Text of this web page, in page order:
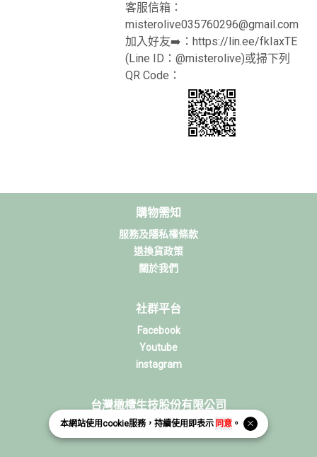
本網站使用cookie服務，持續使用即表示 同意。
客服信箱：
misterolive035760296@gmail.com
加入好友➡️：https://lin.ee/fkIaxTE
(Line ID：@misterolive)或掃下列
QR Code：
購物需知
服務及隱私權條款
退換貨政策
關於我們
社群平台
Facebook
Youtube
instagram
台灣橄欖生技股份有限公司
統一編號：12804664